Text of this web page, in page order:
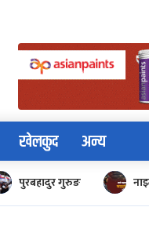
खेलकुद अन्य
पुरबहादुर गुरुङ